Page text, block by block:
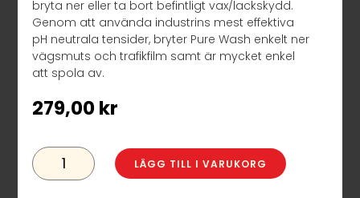
bryta ner eller ta bort befintligt vax/lackskydd.
Genom att använda industrins mest effektiva
pH neutrala tensider, bryter Pure Wash enkelt ner
vägsmuts och trafikfilm samt är mycket enkel
att spola av.
279,00 kr
TURTLE
WAX
HS
PRO
LÄGG TILL I VARUKORG